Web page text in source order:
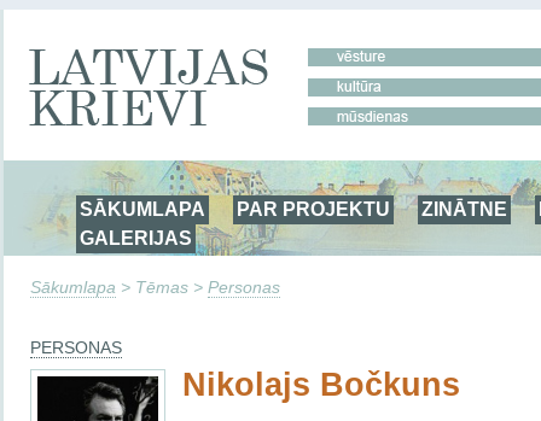
SĀKUMLAPA PAR PROJEKTU ZINĀTNE
GALERIJAS
Sākumlapa > Tēmas > Personas
PERSONAS
Nikolajs Bočkuns